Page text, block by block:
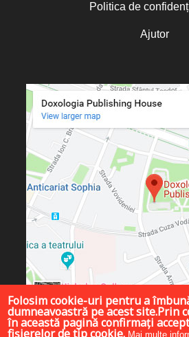
Politica de
Ajutor
Folosim cookie-uri pentru a
dumneavoastră pe acest site.Prin
în această pagină confirmați
fișierelor de tip cookie. Mai multe